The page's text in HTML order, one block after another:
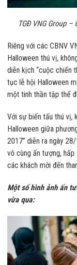
TGĐ VNG Group
Riêng với các CBNV
Halloween thú vị,
diễn kịch “cuộc chiến
tục lễ hội Halloween
một tinh thần tập thể
Với sự biến tấu thú vị,
Halloween giữa
2017” diễn ra ngày
vô cùng ấn tượng,
các khách mời đến
Một số hình ảnh ấn
vừa qua: